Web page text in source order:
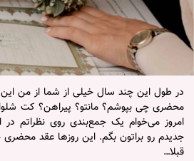
در طول این چند سال خیلی از شما از من
محضری چی بپوشم؟ مانتو؟ پیراهن؟ کت
امروز می‌خوام یک جمع‌بندی روی نظراتم در
جدیدم رو براتون بگم. این روزها عقد محضری
قبلا…